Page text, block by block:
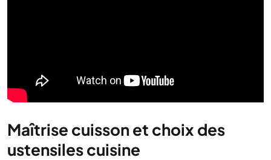
Maîtrise cuisson et choix des
ustensiles cuisine